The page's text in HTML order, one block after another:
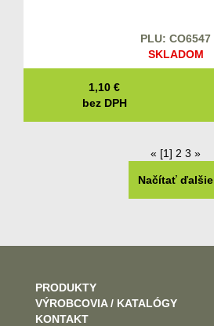
PLU: CO6547
SKLADOM
1,10 €
bez DPH
« [1] 2 3 »
Načítať ďalšie
PRODUKTY
VÝROBCOVIA / KATALÓGY
KONTAKT